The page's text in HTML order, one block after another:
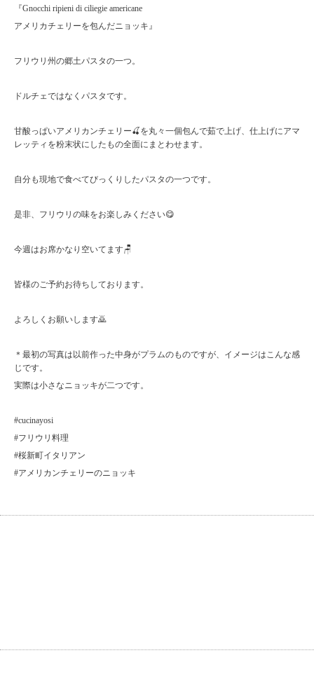
『Gnocchi ripieni di ciliegie americane
アメリカチェリーを包んだニョッキ』
フリウリ州の郷土パスタの一つ。
ドルチェではなくパスタです。
甘酸っぱいアメリカンチェリー🍒を丸々一個包んで茹で上げ、仕上げにアマ
レッティを粉末状にしたもの全面にまとわせます。
自分も現地で食べてびっくりしたパスタの一つです。
是非、フリウリの味をお楽しみください😋
今週はお席かなり空いてます🪑
皆様のご予約お待ちしております。
よろしくお願いします🙇
＊最初の写真は以前作った中身がプラムのものですが、イメージはこんな感
じです。
実際は小さなニョッキが二つです。
#cucinayosi
#フリウリ料理
#桜新町イタリアン
#アメリカンチェリーのニョッキ